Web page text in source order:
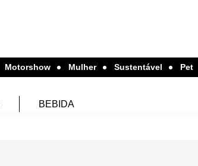
Motorshow Mulher Sustentável Pet
BEBIDA